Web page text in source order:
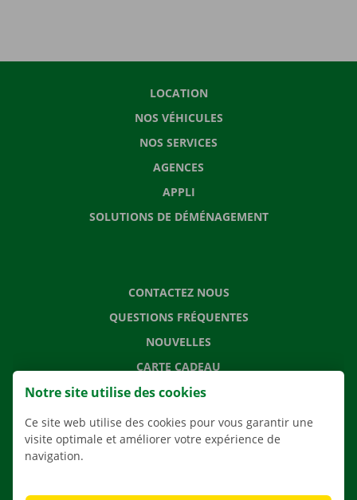
LOCATION
NOS VÉHICULES
NOS SERVICES
AGENCES
APPLI
SOLUTIONS DE DÉMÉNAGEMENT
CONTACTEZ NOUS
QUESTIONS FRÉQUENTES
NOUVELLES
CARTE CADEAU
EMPLOI
À PROPOS DE DOCKX RENTAL
NL FR EN
Notre site utilise des cookies
Ce site web utilise des cookies pour vous garantir une
visite optimale et améliorer votre expérience de
navigation.